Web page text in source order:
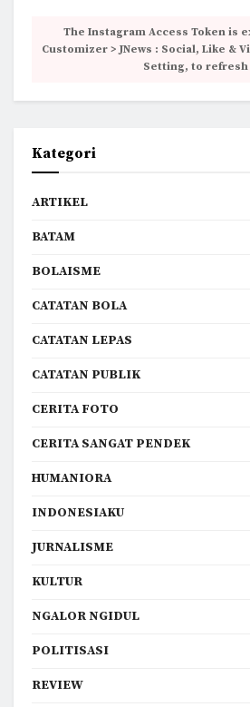
The Instagram Access Token is
Customizer > JNews : Social, Like &
Setting, to
Kategori
ARTIKEL
BATAM
BOLAISME
CATATAN BOLA
CATATAN LEPAS
CATATAN PUBLIK
CERITA FOTO
CERITA SANGAT PENDEK
HUMANIORA
INDONESIAKU
JURNALISME
KULTUR
NGALOR NGIDUL
POLITISASI
REVIEW